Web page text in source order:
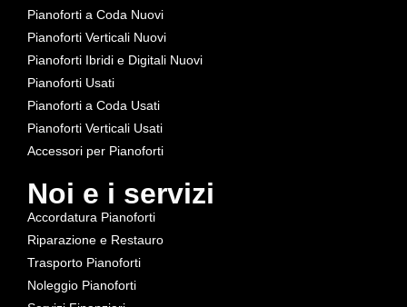
Pianoforti a Coda Nuovi
Pianoforti Verticali Nuovi
Pianoforti Ibridi e Digitali Nuovi
Pianoforti Usati
Pianoforti a Coda Usati
Pianoforti Verticali Usati
Accessori per Pianoforti
Noi e i servizi
Accordatura Pianoforti
Riparazione e Restauro
Trasporto Pianoforti
Noleggio Pianoforti